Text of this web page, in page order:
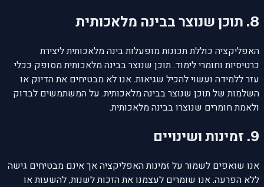
8. תוכן שנוצר בבינה מלאכותית
האפליקציה כוללת תכונות מופעלות בינה מלאכותית ליצירת
כרטיסיות וחומרי לימוד. תוכן שנוצר בבינה מלאכותית מסופק ככלי
עזר ללמידה ועשוי להכיל שגיאות. אנו לא מבטיחים את הדיוק או
השלמות של תוכן שנוצר בבינה מלאכותית. על המשתמשים לבדוק
ולאמת חומרים שנוצרו בבינה מלאכותית.
9. זמינות ושינויים
אנו שואפים לשמור על זמינות האפליקציה אך אינם מבטיחים גישה
ללא הפרעה. אנו שומרים לעצמנו את הזכות לשנות, להשעות או